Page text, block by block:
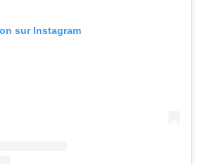
sur Instagram